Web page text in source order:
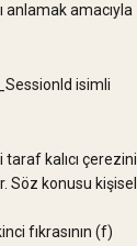
anlamak amacıyla
isimli
kalıcı çerezini
Söz konusu kişisel
fıkrasının (f)